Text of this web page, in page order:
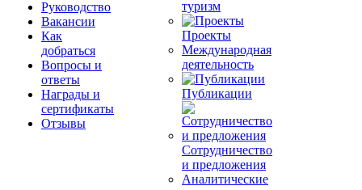
Руководство
Вакансии
Как
добраться
Вопросы и
ответы
Награды и
сертификаты
Отзывы
туризм
Проекты
Международная
деятельность
Публикации
Сотрудничество
и предложения
Аналитические